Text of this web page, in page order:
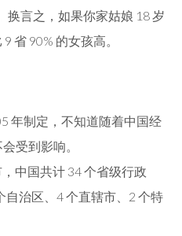
换言之，如果你家姑娘 18 岁
省 90% 的女孩高。
年制定，不知道随着中国经
受到影响。
中国共计 34 个省级行政
自治区、4 个直辖市、2 个特